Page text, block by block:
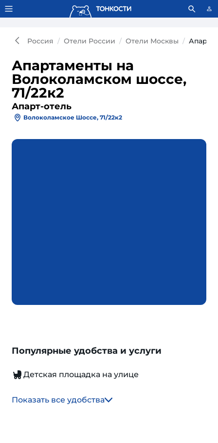
Тонкости используют сookie-файлы. Что это значит?
Россия Отели России Отели Москвы Апарт-
Апартаменты на
Волоколамском шоссе,
71/22к2
Апарт-отель
Волоколамское Шоссе, 71/22к2
Популярные удобства и услуги
Детская площадка на улице
Показать все удобства